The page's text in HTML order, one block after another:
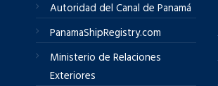
Autoridad del Canal de Panamá
PanamaShipRegistry.com
Ministerio de Relaciones
Exteriores